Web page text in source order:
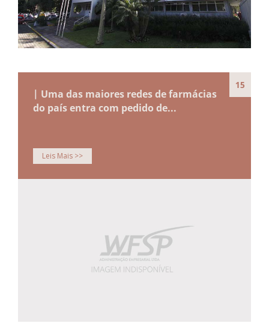
15
| Uma das maiores redes de farmácias
do país entra com pedido de...
Leis Mais >>